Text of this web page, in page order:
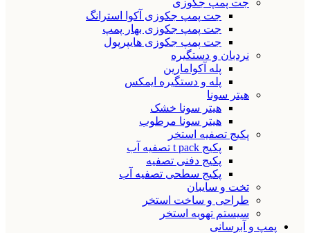
جت پمپ جکوزی آکوا استرانگ
جت پمپ جکوزی بهار پمپ
جت پمپ جکوزی هایپرپول
نردبان و دستگیره
پله آکوامارین
پله و دستگیره ایمکس
هیتر سونا
هیتر سونا خشک
هیتر سونا مرطوب
پکیج تصفیه استخر
پکیج t pack تصفیه آب
پکیج دفنی تصفیه
پکیج سطحی تصفیه آب
تخت و سایبان
طراحی و ساخت استخر
سیستم تهویه استخر
پمپ و آبرسانی